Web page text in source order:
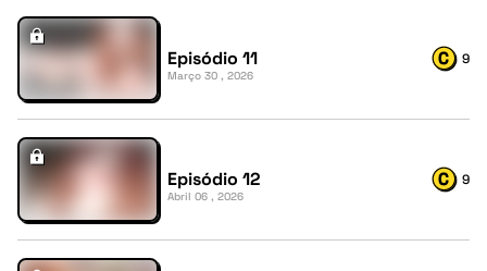
Episódio 11
Março 30 , 2026
9
Episódio 12
Abril 06 , 2026
9